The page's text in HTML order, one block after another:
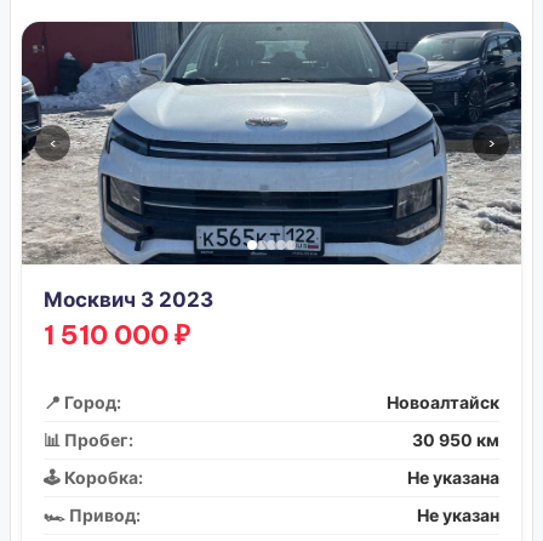
‹ ›
Москвич 3 2023
1 510 000 ₽
📍 Город:
Новоалтайск
📊 Пробег:
30 950 км
🕹️ Коробка:
Не указана
🏎️ Привод:
Не указан